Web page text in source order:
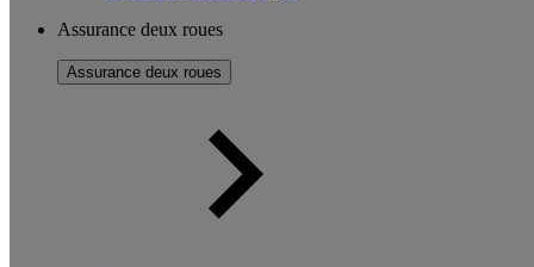
Assurance deux roues
Assurance deux roues